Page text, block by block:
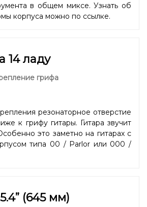
в общем миксе. Узнать об
корпуса можно по ссылке.
14 ладу
грифа
резонаторное отверстие
к грифу гитары. Гитара звучит
это заметно на гитарах с
типа 00 / Parlor или 000 /
(645 мм)